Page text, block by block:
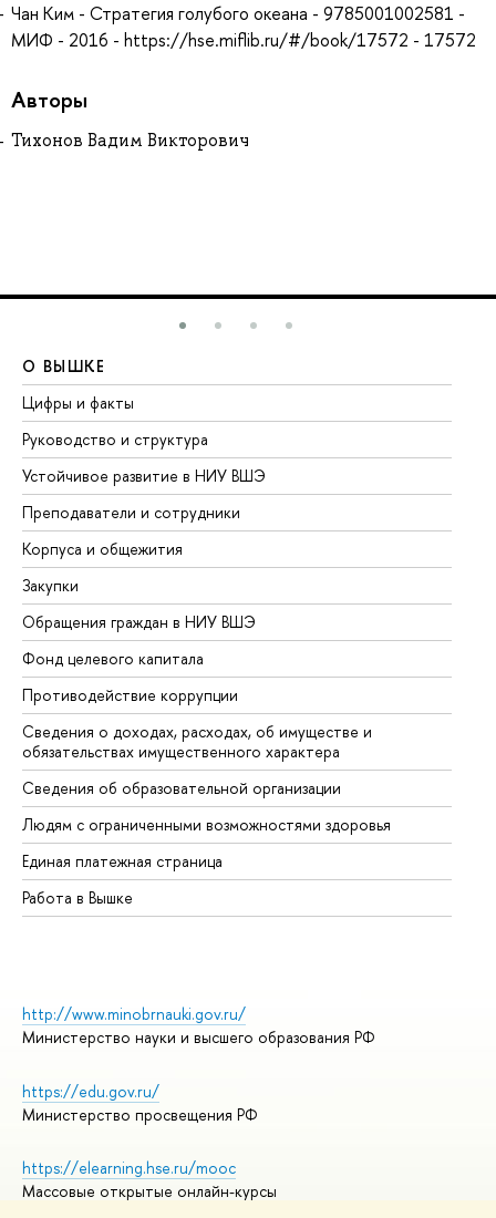
Чан Ким - Стратегия голубого океана - 9785001002581 -
МИФ - 2016 - https://hse.miflib.ru/#/book/17572 - 17572
Авторы
Тихонов Вадим Викторович
О ВЫШКЕ
Цифры и факты
Руководство и структура
Устойчивое развитие в НИУ ВШЭ
Преподаватели и сотрудники
Корпуса и общежития
Закупки
Обращения граждан в НИУ ВШЭ
Фонд целевого капитала
Противодействие коррупции
Сведения о доходах, расходах, об имуществе и
обязательствах имущественного характера
Сведения об образовательной организации
Людям с ограниченными возможностями здоровья
Единая платежная страница
Работа в Вышке
http://www.minobrnauki.gov.ru/
Министерство науки и высшего образования РФ
https://edu.gov.ru/
Министерство просвещения РФ
https://elearning.hse.ru/mooc
Массовые открытые онлайн-курсы